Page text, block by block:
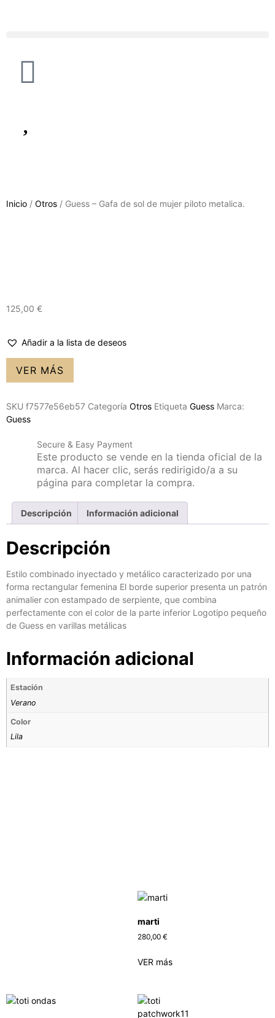
Inicio / Otros / Guess – Gafa de sol de mujer piloto metalica.
125,00 €
Añadir a la lista de deseos
VER MÁS
SKU f7577e56eb57 Categoría Otros Etiqueta Guess Marca:
Guess
Secure & Easy Payment
Este producto se vende en la tienda oficial de la
marca. Al hacer clic, serás redirigido/a a su
página para completar la compra.
Descripción Información adicional
Descripción
Estilo combinado inyectado y metálico caracterizado por una
forma rectangular femenina El borde superior presenta un patrón
animalier con estampado de serpiente, que combina
perfectamente con el color de la parte inferior Logotipo pequeño
de Guess en varillas metálicas
Información adicional
Estación
Verano
Color
Lila
marti
280,00 €
VER más